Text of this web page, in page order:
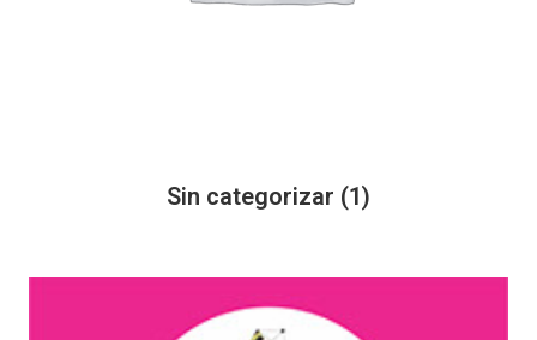
Sin categorizar (1)